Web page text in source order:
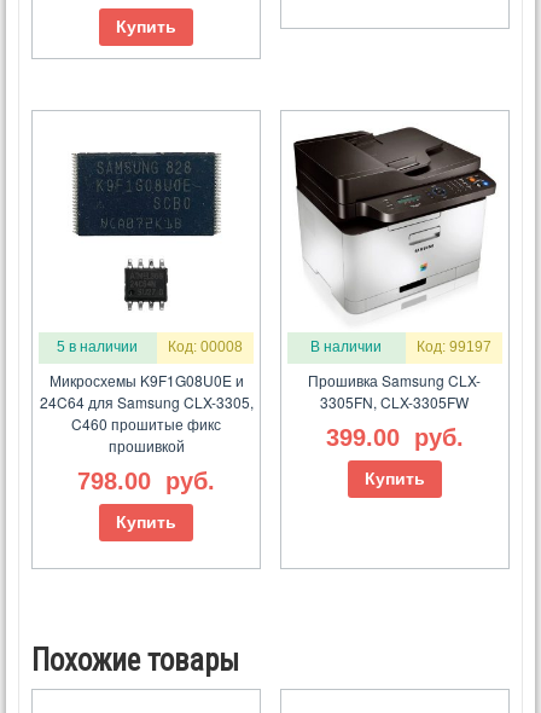
Купить
5 в наличии Код: 00008
Микросхемы K9F1G08U0E и
24C64 для Samsung CLX-3305,
C460 прошитые фикс
прошивкой
798.00 руб.
Купить
В наличии Код: 99197
Прошивка Samsung CLX-
3305FN, CLX-3305FW
399.00 руб.
Купить
Похожие товары